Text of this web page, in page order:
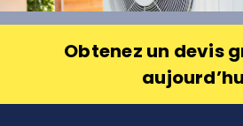
Obtenez un devis